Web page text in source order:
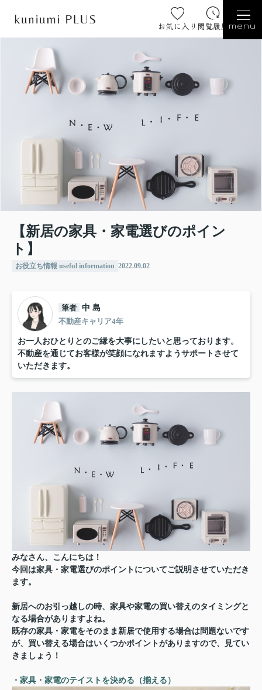
お気に入り 閲覧履歴 menu
【新居の家具・家電選びのポイン
ト】
お役立ち情報 useful information 2022.09.02
筆者 中 島
不動産キャリア4年
お一人おひとりとのご縁を大事にしたいと思っております。
不動産を通じてお客様が笑顔になれますようサポートさせて
いただきます。
みなさん、こんにちは！
今回は家具・家電選びのポイントについてご説明させていただき
ます。
新居へのお引っ越しの時、家具や家電の買い替えのタイミングと
なる場合がありますよね。
既存の家具・家電をそのまま新居で使用する場合は問題ないです
が、買い替える場合はいくつかポイントがありますので、見てい
きましょう！
・家具・家電のテイストを決める（揃える）